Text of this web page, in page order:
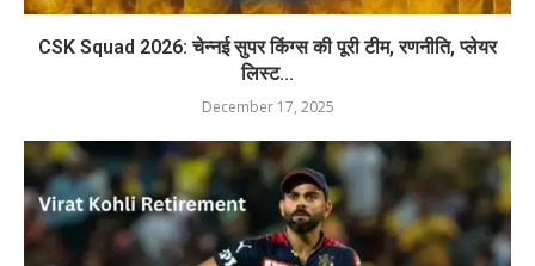
CSK Squad 2026: चेन्नई सुपर किंग्स की पूरी टीम, रणनीति, प्लेयर
लिस्ट...
December 17, 2025